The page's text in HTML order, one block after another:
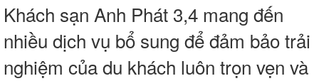
Khách sạn Anh Phát 3,4 mang đến
nhiều dịch vụ bổ sung để đảm bảo trải
nghiệm của du khách luôn trọn vẹn và